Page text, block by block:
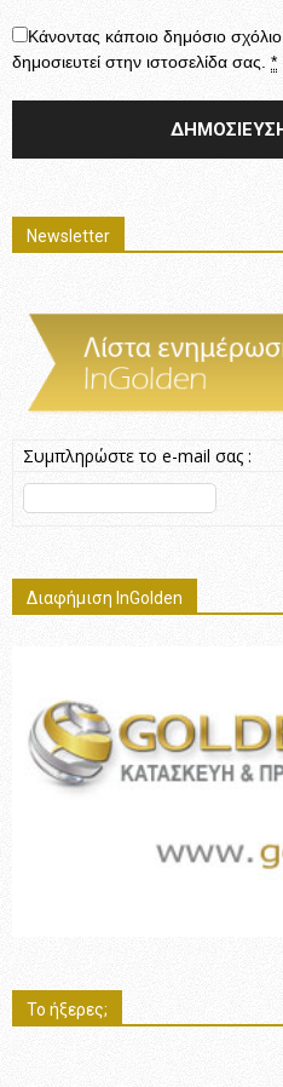
Κάνοντας κάποιο δημόσιο
δημοσιευτεί στην ιστοσελίδα σας. *
Newsletter
Συμπληρώστε το e-mail σας :
Διαφήμιση InGolden
Το ήξερες;